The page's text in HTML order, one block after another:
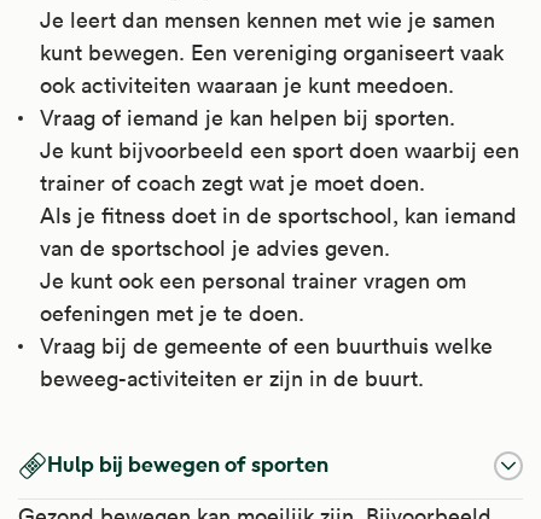
Je leert dan mensen kennen met wie je samen
kunt bewegen. Een vereniging organiseert vaak
ook activiteiten waaraan je kunt meedoen.
Vraag of iemand je kan helpen bij sporten.
Je kunt bijvoorbeeld een sport doen waarbij een
trainer of coach zegt wat je moet doen.
Als je fitness doet in de sportschool, kan iemand
van de sportschool je advies geven.
Je kunt ook een personal trainer vragen om
oefeningen met je te doen.
Vraag bij de gemeente of een buurthuis welke
beweeg-activiteiten er zijn in de buurt.
Hulp bij bewegen of sporten